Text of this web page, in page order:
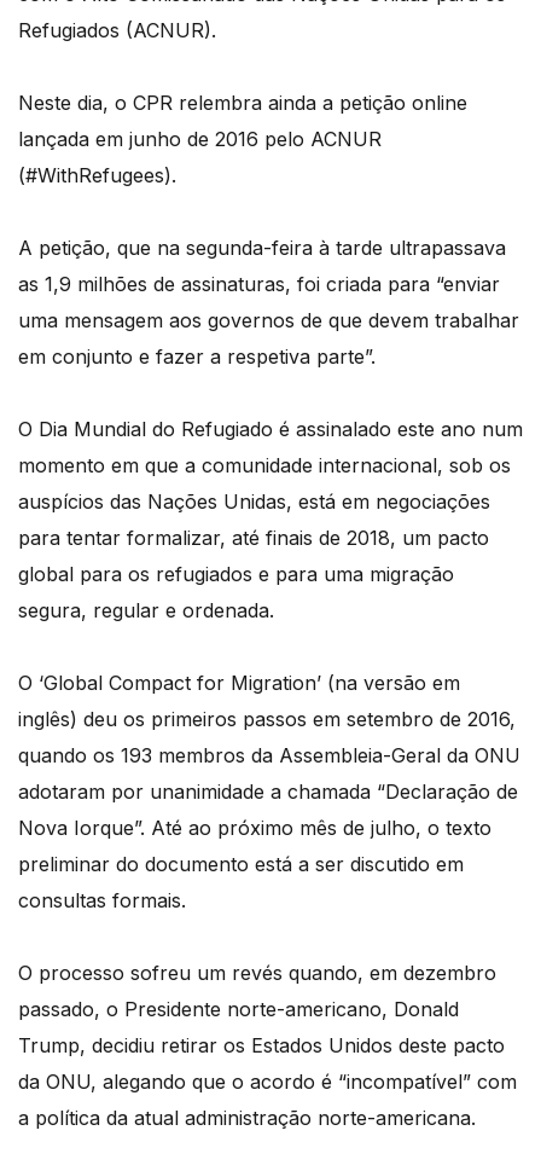
Refugiados (ACNUR).
Neste dia, o CPR relembra ainda a petição online
lançada em junho de 2016 pelo ACNUR
(#WithRefugees).
A petição, que na segunda-feira à tarde ultrapassava
as 1,9 milhões de assinaturas, foi criada para “enviar
uma mensagem aos governos de que devem trabalhar
em conjunto e fazer a respetiva parte”.
O Dia Mundial do Refugiado é assinalado este ano num
momento em que a comunidade internacional, sob os
auspícios das Nações Unidas, está em negociações
para tentar formalizar, até finais de 2018, um pacto
global para os refugiados e para uma migração
segura, regular e ordenada.
O ‘Global Compact for Migration’ (na versão em
inglês) deu os primeiros passos em setembro de 2016,
quando os 193 membros da Assembleia-Geral da ONU
adotaram por unanimidade a chamada “Declaração de
Nova Iorque”. Até ao próximo mês de julho, o texto
preliminar do documento está a ser discutido em
consultas formais.
O processo sofreu um revés quando, em dezembro
passado, o Presidente norte-americano, Donald
Trump, decidiu retirar os Estados Unidos deste pacto
da ONU, alegando que o acordo é “incompatível” com
a política da atual administração norte-americana.